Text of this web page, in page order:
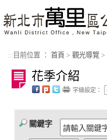
::: 目前位置 ： 首頁 > 觀光導覽 >
花季介紹
字級設定：
關鍵字